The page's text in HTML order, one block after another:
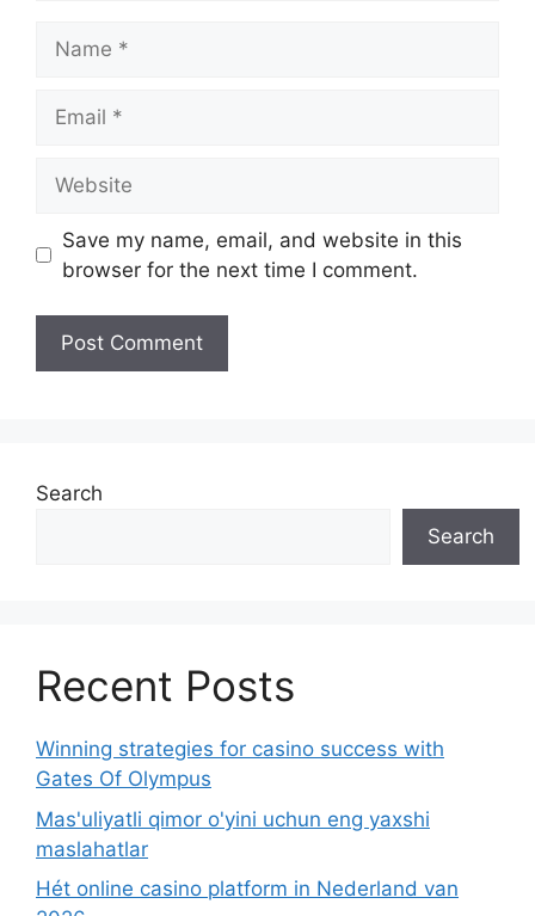
Save my name, email, and website in this
browser for the next time I comment.
Search
Search
Recent Posts
Winning strategies for casino success with
Gates Of Olympus
Mas'uliyatli qimor o'yini uchun eng yaxshi
maslahatlar
Hét online casino platform in Nederland van